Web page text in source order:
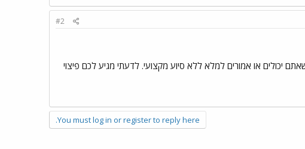
#2
יכולים או אמורים למלא ללא סיוע מקצועי. לדעתי מגיע לכם פיצוי
You must log in or register to reply here.